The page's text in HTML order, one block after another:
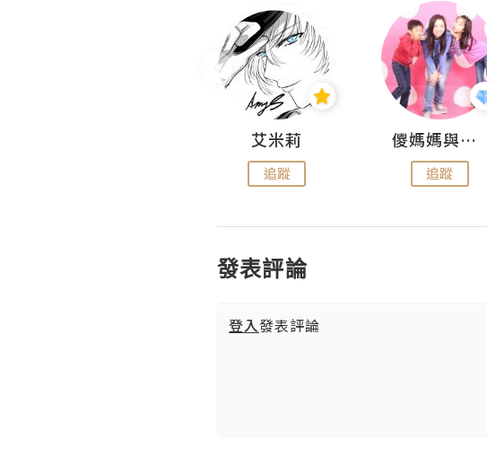
艾米莉
追蹤
儍媽媽與兩隻小魔怪之家
追蹤
發表評論
登入發表評論